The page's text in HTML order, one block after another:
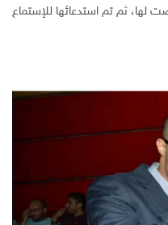
لها، ثم تم استدعائها للإستماع